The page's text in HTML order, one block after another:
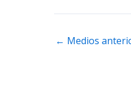
← Medios